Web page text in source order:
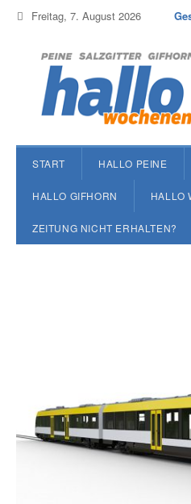
Freitag, 7. August 2026
START HALLO PEINE
HALLO GIFHORN HALLO
ZEITUNG NICHT ERHALTEN?